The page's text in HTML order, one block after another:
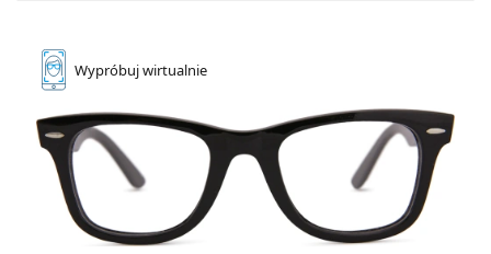
Wypróbujwirtualnie